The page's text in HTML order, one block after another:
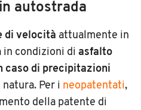
autostrada
di velocità attualmente in
in condizioni di asfalto
caso di precipitazioni
Per i neopatentati,
della patente di